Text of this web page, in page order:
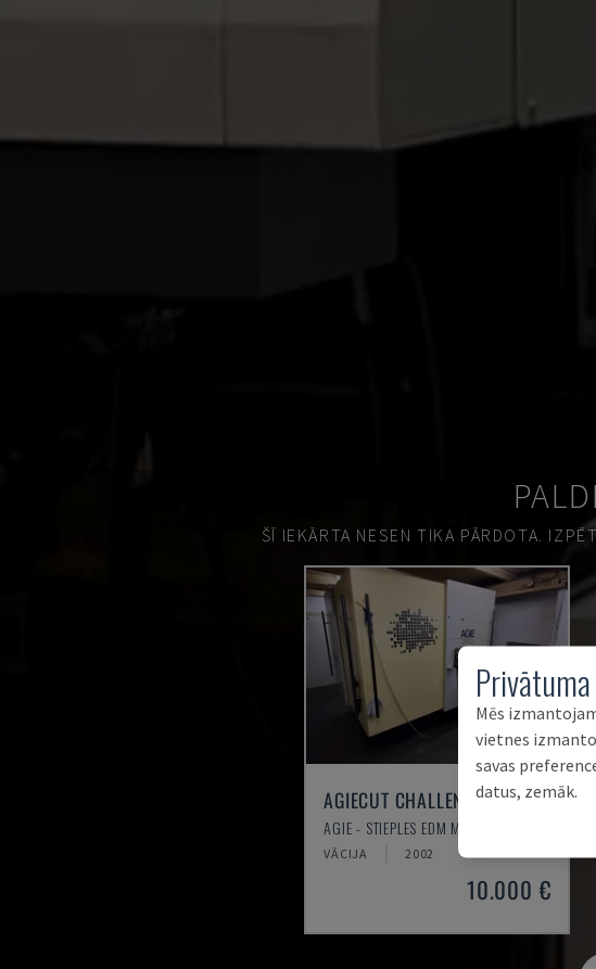
ŠĪ IEKĀRTA NESEN TIKA PĀRDOTA.
AGIECUT CHALLENGE 2
AGIE - STIEPLES EDM MAŠĪNA
VĀCIJA 2002
10.000 €
Mēs
vietnes
savas
datus, zemāk.